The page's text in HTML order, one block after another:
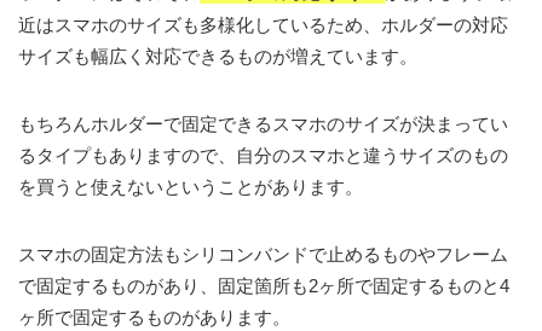
近はスマホのサイズも多様化しているため、ホルダーの対応
サイズも幅広く対応できるものが増えています。
もちろんホルダーで固定できるスマホのサイズが決まってい
るタイプもありますので、自分のスマホと違うサイズのもの
を買うと使えないということがあります。
スマホの固定方法もシリコンバンドで止めるものやフレーム
で固定するものがあり、固定箇所も2ヶ所で固定するものと4
ヶ所で固定するものがあります。